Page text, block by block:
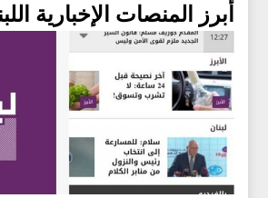
أبرز المنصات الإخبارية